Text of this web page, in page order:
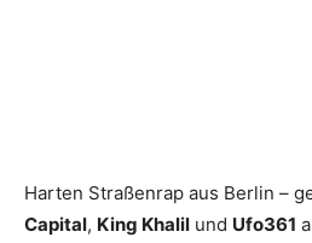
Harten Straßenrap aus Berlin –
Capital, King Khalil und Ufo361